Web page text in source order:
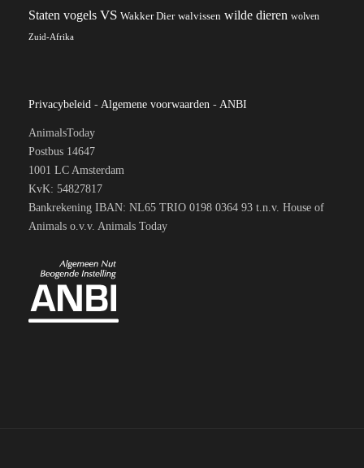
Staten vogels VS Wakker Dier walvissen wilde dieren wolven
Zuid-Afrika
Privacybeleid - Algemene voorwaarden - ANBI
AnimalsToday
Postbus 14647
1001 LC Amsterdam
KvK: 54827817
Bankrekening IBAN: NL65 TRIO 0198 0364 93 t.n.v. House of
Animals o.v.v. Animals Today